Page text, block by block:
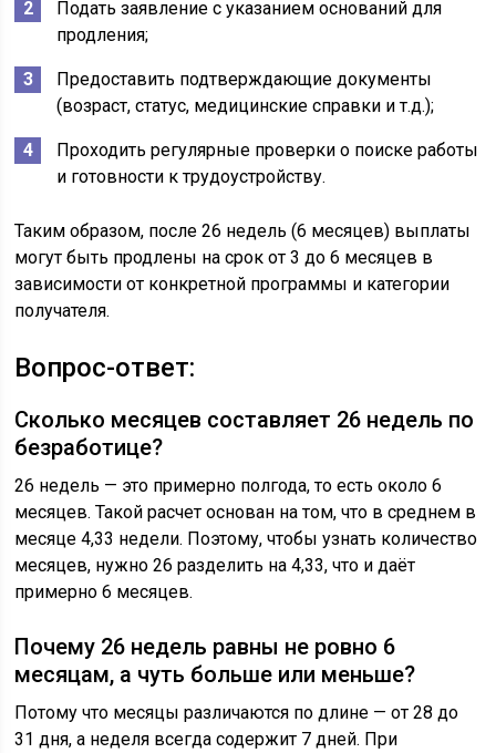
Подать заявление с указанием оснований для
продления;
Предоставить подтверждающие документы
(возраст, статус, медицинские справки и т.д.);
Проходить регулярные проверки о поиске работы
и готовности к трудоустройству.
Таким образом, после 26 недель (6 месяцев) выплаты
могут быть продлены на срок от 3 до 6 месяцев в
зависимости от конкретной программы и категории
получателя.
Вопрос-ответ:
Сколько месяцев составляет 26 недель по
безработице?
26 недель — это примерно полгода, то есть около 6
месяцев. Такой расчет основан на том, что в среднем в
месяце 4,33 недели. Поэтому, чтобы узнать количество
месяцев, нужно 26 разделить на 4,33, что и даёт
примерно 6 месяцев.
Почему 26 недель равны не ровно 6
месяцам, а чуть больше или меньше?
Потому что месяцы различаются по длине — от 28 до
31 дня, а неделя всегда содержит 7 дней. При